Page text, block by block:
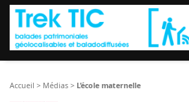
Accueil > Médias > L’école maternelle